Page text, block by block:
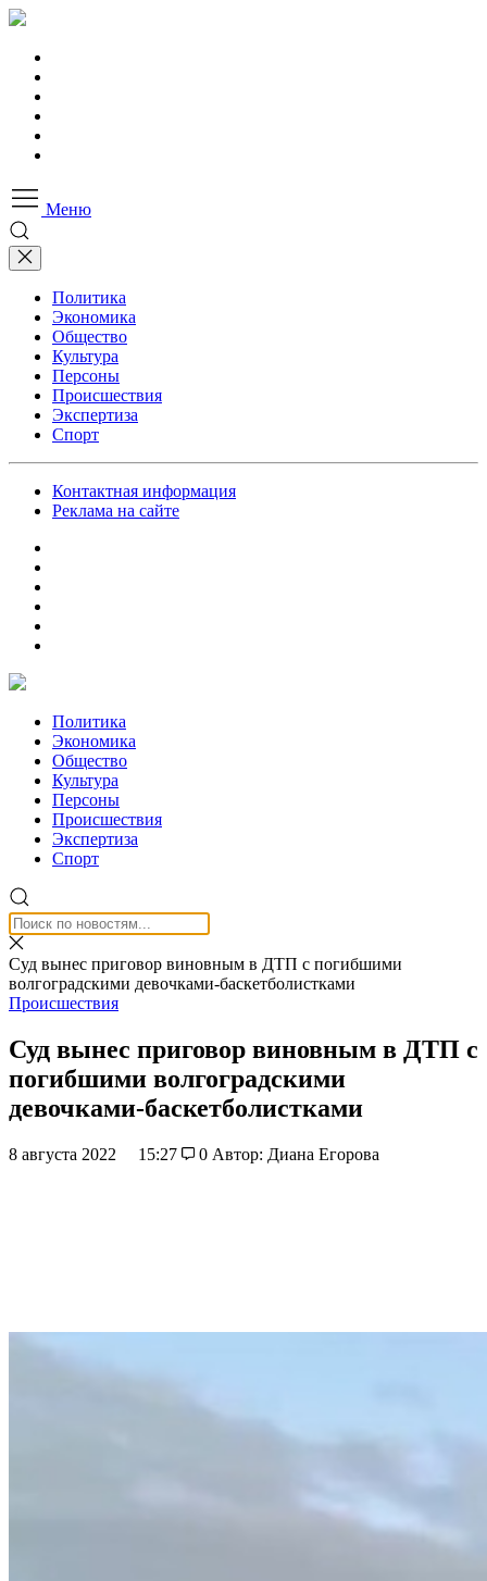
Меню
Политика
Экономика
Общество
Культура
Персоны
Происшествия
Экспертиза
Спорт
Контактная информация
Реклама на сайте
Политика
Экономика
Общество
Культура
Персоны
Происшествия
Экспертиза
Спорт
Суд вынес приговор виновным в ДТП с погибшими
волгоградскими девочками-баскетболистками
Происшествия
Суд вынес приговор виновным в ДТП с
погибшими волгоградскими
девочками-баскетболистками
8 августа 2022 15:27 0 Автор: Диана Егорова